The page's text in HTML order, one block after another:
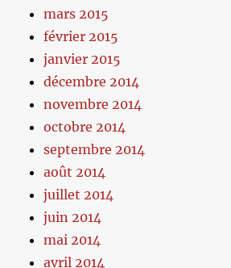
mars 2015
février 2015
janvier 2015
décembre 2014
novembre 2014
octobre 2014
septembre 2014
août 2014
juillet 2014
juin 2014
mai 2014
avril 2014